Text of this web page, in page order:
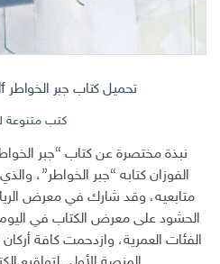
تحميل كتاب جبر الخواطر pdf النسخة الاصلية
كتب متنوعة
نبذة مختصرة عن كتاب “جبر
الفوزان كتابه “جبر الخواطر”،
متابعيه، وقد شارك في معرض
الحشود على معرض الكتاب في
الفئات العمرية، وازدحمت كافة